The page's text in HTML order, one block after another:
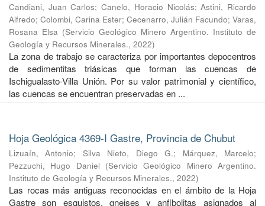
Candiani, Juan Carlos;Canelo, Horacio Nicolás;Astini, Ricardo
Alfredo; Colombi, Carina Ester; Cecenarro, Julián Facundo; Varas,
Rosana Elsa (Servicio Geológico Minero Argentino. Instituto de
Geología y Recursos Minerales., 2022)
La zona de trabajo se caracteriza por importantes depocentros
de sedimentitas triásicas que forman las cuencas de
Ischigualasto-Villa Unión. Por su valor patrimonial y cientíﬁco,
las cuencas se encuentran preservadas en ...
Hoja Geológica 4369-I Gastre, Provincia de Chubut
Lizuaín, Antonio; Silva Nieto, Diego G.; Márquez, Marcelo;
Pezzuchi, Hugo Daniel (Servicio Geológico Minero Argentino.
Instituto de Geología y Recursos Minerales., 2022)
Las rocas más antiguas reconocidas en el ámbito de la Hoja
Gastre son esquistos, gneises y anfibolitas asignados al